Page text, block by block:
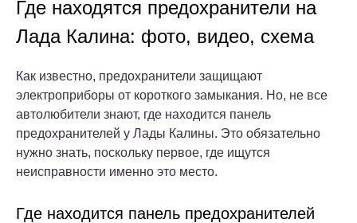
Где находятся предохранители на
Лада Калина: фото, видео, схема
Как известно, предохранители защищают
электроприборы от короткого замыкания. Но, не все
автолюбители знают, где находится панель
предохранителей у Лады Калины. Это обязательно
нужно знать, поскольку первое, где ищутся
неисправности именно это место.
Где находится панель предохранителей